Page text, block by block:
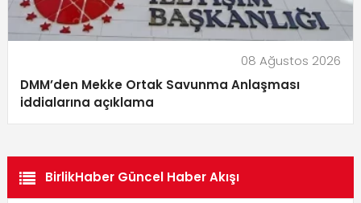
08 Ağustos 2026
DMM’den Mekke Ortak Savunma Anlaşması
iddialarına açıklama
BirlikHaber Güncel Haber Akışı